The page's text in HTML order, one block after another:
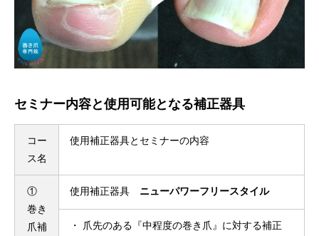
セミナー内容と使用可能となる補正器具
コー
ス名
使用補正器具とセミナーの内容
①
巻き
爪補
使用補正器具 ニューパワーフリースタイル
・ 爪先のある『中程度の巻き爪』に対する補正